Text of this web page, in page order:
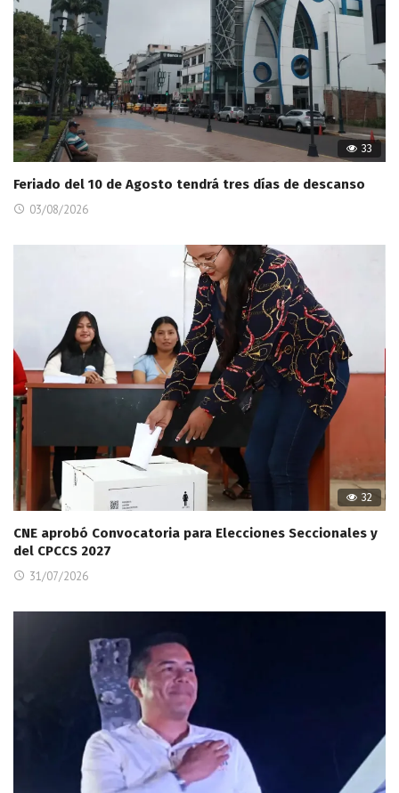
33
Feriado del 10 de Agosto tendrá tres días de descanso
03/08/2026
32
CNE aprobó Convocatoria para Elecciones Seccionales y
del CPCCS 2027
31/07/2026